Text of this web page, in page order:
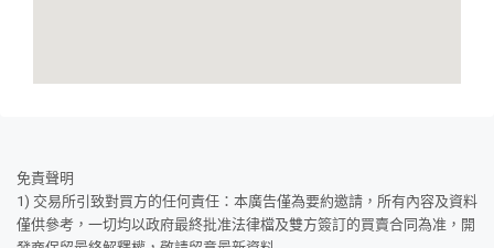
免責聲明
1) 交易所引致對買方的任何責任：本廣告僅為要約邀請，所有內容及資料
僅供參考，一切均以政府最終批准法律檔及雙方簽訂的買賣合同為准，開